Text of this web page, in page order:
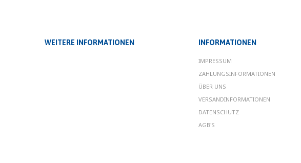
WEITERE INFORMATIONEN INFORMATIONEN
IMPRESSUM
ZAHLUNGSINFORMATIONEN
ÜBER UNS
VERSANDINFORMATIONEN
DATENSCHUTZ
AGB'S